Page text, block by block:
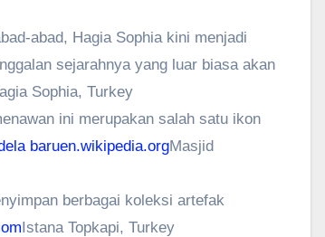
abad, Hagia Sophia kini menjadi
sejarahnya yang luar biasa akan
Sophia, Turkey
ini merupakan salah satu ikon
baruen.wikipedia.orgMasjid
berbagai koleksi artefak
Istana Topkapi, Turkey